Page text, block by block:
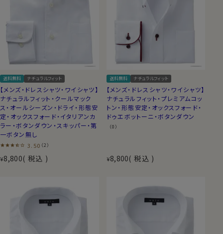
送料無料 ナチュラルフィット
【メンズ・ドレスシャツ・ワイシャツ】
ナチュラルフィット・クールマック
ス・オールシーズン・ドライ・形態安
定・オックスフォード・イタリアンカ
ラー・ボタンダウン・スキッパー・第
一ボタン無し
3.50 （2）
¥8,800 税込
送料無料 ナチュラルフィット
【メンズ・ドレスシャツ・ワイシャツ】
ナチュラルフィット・プレミアムコッ
トン・形態安定・オックスフォード・
ドゥエボットーニ・ボタンダウン
（0）
¥8,800 税込